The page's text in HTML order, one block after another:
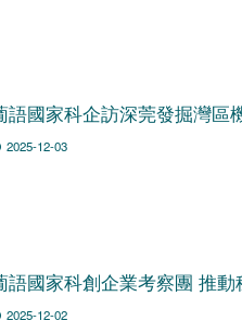
語國家科企訪深莞發掘灣區
2025-12-03
語國家科創企業考察團 推動
2025-12-02